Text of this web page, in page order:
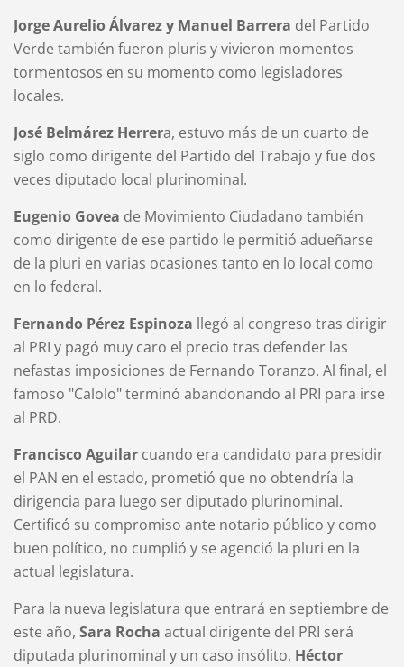
Jorge Aurelio Álvarez y Manuel Barrera del Partido
Verde también fueron pluris y vivieron momentos
tormentosos en su momento como legisladores
locales.
José Belmárez Herrera, estuvo más de un cuarto de
siglo como dirigente del Partido del Trabajo y fue dos
veces diputado local plurinominal.
Eugenio Govea de Movimiento Ciudadano también
como dirigente de ese partido le permitió adueñarse
de la pluri en varias ocasiones tanto en lo local como
en lo federal.
Fernando Pérez Espinoza llegó al congreso tras dirigir
al PRI y pagó muy caro el precio tras defender las
nefastas imposiciones de Fernando Toranzo. Al final, el
famoso "Calolo" terminó abandonando al PRI para irse
al PRD.
Francisco Aguilar cuando era candidato para presidir
el PAN en el estado, prometió que no obtendría la
dirigencia para luego ser diputado plurinominal.
Certificó su compromiso ante notario público y como
buen político, no cumplió y se agenció la pluri en la
actual legislatura.
Para la nueva legislatura que entrará en septiembre de
este año, Sara Rocha actual dirigente del PRI será
diputada plurinominal y un caso insólito, Héctor